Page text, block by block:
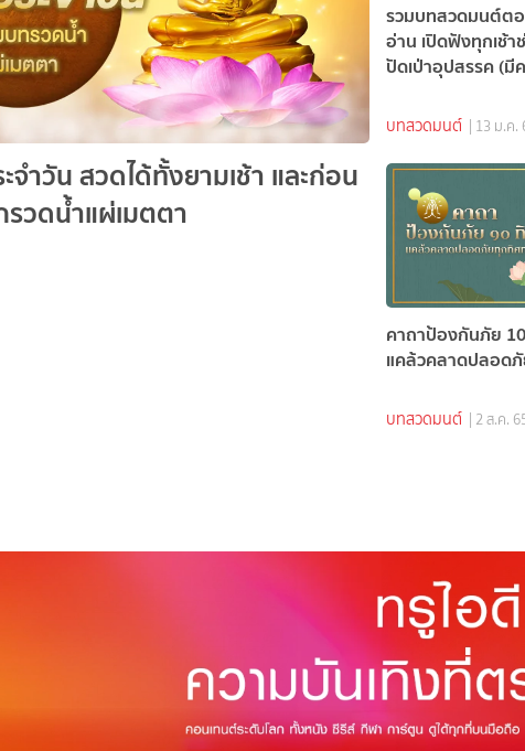
ำวัน สวดได้ทั้งยามเช้า และก่อน
วดน้ำแผ่เมตตา
รวมบทสวดมนต์ต
อ่าน เปิดฟังทุกเช้า
ปัดเป่าอุปสรรค (มี
บทสวดมนต์ | 13 ม.ค.
คาถาป้องกันภัย
แคล้วคลาดปลอด
บทสวดมนต์ | 2 ส.ค.